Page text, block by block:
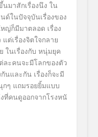
มาสักเรื่องนึง ใน
ด์ในปัจจุบันเรื่องของ
ญ่ก็มีมาตลอด เรื่อง
แต่เรื่องจิตใจกลาย
ในเรื่องกับ หนุ่มยุค
ละคนจะมีโลกของตัว
นและกัน เรื่องก็จะมี
ๆ แถมรอยยิ้มแบบ
ที่คนดูออกจากโรงหนั